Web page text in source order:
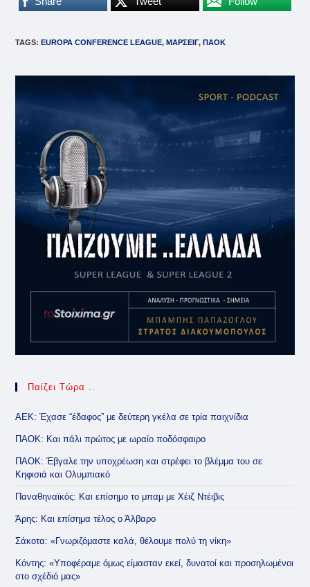
TAGS: ΕUROPA CONFERENCE LEAGUE, ΜΑΡΣΕΙΓ, ΠΑΟΚ
Παίζει Τώρα ..
ΑΕΚ: Έχασε “έδαφος” με δεύτερη γκέλα σε τρία παιχνίδια
ΠΑΟΚ: Και πάλι πρώτος με ωραίο ποδόσφαιρο
ΠΑΟΚ: Έβγαλε την υποχρέωση και στρέφει το βλέμμα του σε
Κηφισιά και Ολυμπιακό
Παναθηναϊκός: Και επίσημο το μπαμ με Χέιζ Ντέιβις
Άρης: Και επίσημα τέλος ο Άλβαρο
Σάκοτα: «Γνωριζόμαστε καλά, θέλουμε πολύ τη νίκη»
Κόντης: «Υποφέραμε όμως είμασταν εκεί, δυνατοί και προσηλωμένοι
στο σχέδιό μας»